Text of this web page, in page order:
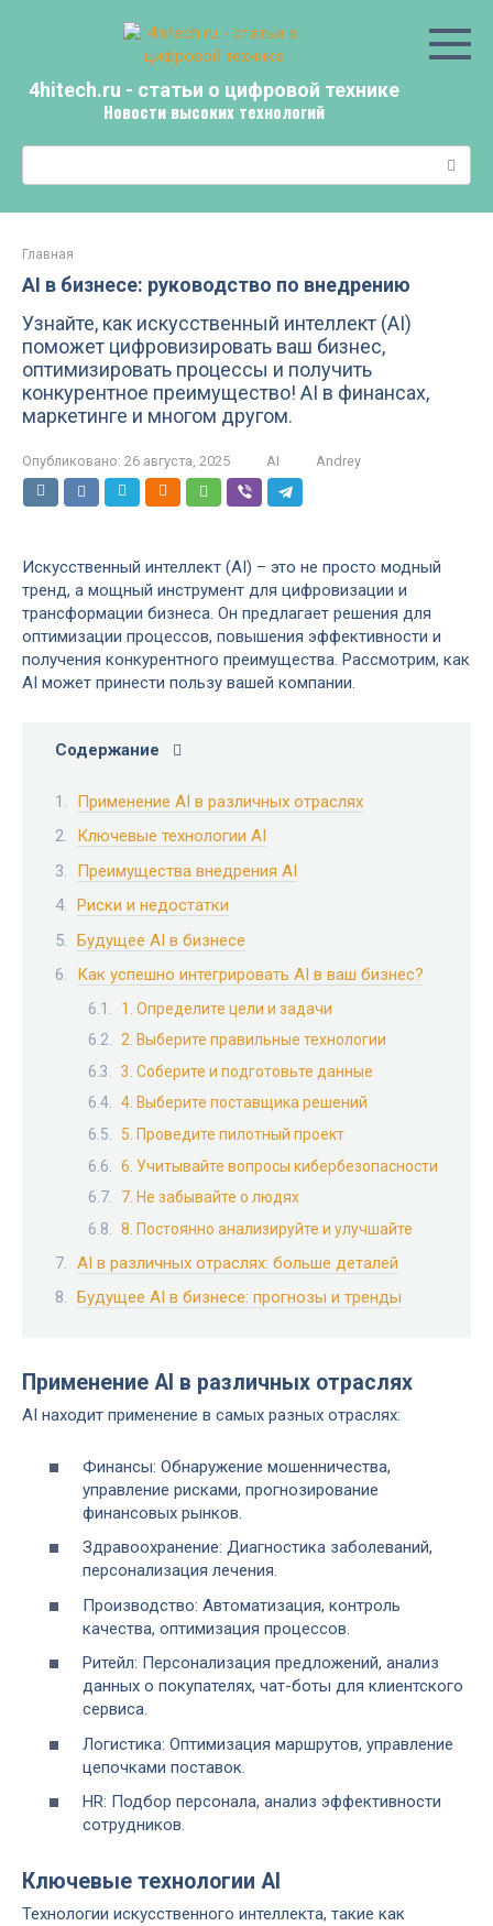
4hitech.ru - статьи о цифровой технике
Новости высоких технологий
Главная
AI в бизнесе: руководство по внедрению
Узнайте, как искусственный интеллект (AI)
поможет цифровизировать ваш бизнес,
оптимизировать процессы и получить
конкурентное преимущество! AI в финансах,
маркетинге и многом другом.
Опубликовано: 26 августа, 2025 AI Andrey
Искусственный интеллект (AI) – это не просто модный
тренд, а мощный инструмент для цифровизации и
трансформации бизнеса. Он предлагает решения для
оптимизации процессов, повышения эффективности и
получения конкурентного преимущества. Рассмотрим, как
AI может принести пользу вашей компании.
Содержание
Применение AI в различных отраслях
Ключевые технологии AI
Преимущества внедрения AI
Риски и недостатки
Будущее AI в бизнесе
Как успешно интегрировать AI в ваш бизнес?
1. Определите цели и задачи
2. Выберите правильные технологии
3. Соберите и подготовьте данные
4. Выберите поставщика решений
5. Проведите пилотный проект
6. Учитывайте вопросы кибербезопасности
7. Не забывайте о людях
8. Постоянно анализируйте и улучшайте
AI в различных отраслях: больше деталей
Будущее AI в бизнесе: прогнозы и тренды
Применение AI в различных отраслях
AI находит применение в самых разных отраслях:
Финансы: Обнаружение мошенничества,
управление рисками, прогнозирование
финансовых рынков.
Здравоохранение: Диагностика заболеваний,
персонализация лечения.
Производство: Автоматизация, контроль
качества, оптимизация процессов.
Ритейл: Персонализация предложений, анализ
данных о покупателях, чат-боты для клиентского
сервиса.
Логистика: Оптимизация маршрутов, управление
цепочками поставок.
HR: Подбор персонала, анализ эффективности
сотрудников.
Ключевые технологии AI
Технологии искусственного интеллекта, такие как